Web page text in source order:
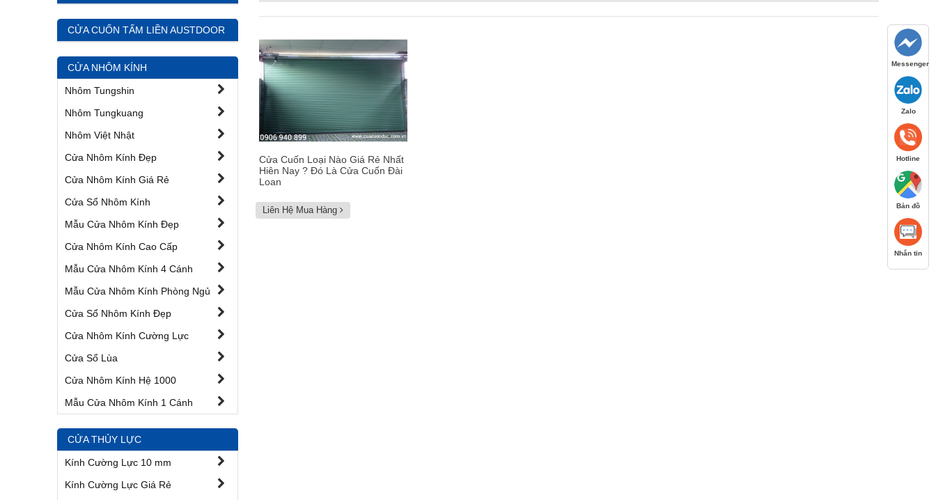
CỬA CUỐN TẤM LIỀN AUSTDOOR
CỬA NHÔM KÍNH
Nhôm Tungshin
Nhôm Tungkuang
Nhôm Việt Nhật
Cửa Nhôm Kính Đẹp
Cửa Nhôm Kính Giá Rẻ
Cửa Sổ Nhôm Kính
Mẫu Cửa Nhôm Kính Đẹp
Cửa Nhôm Kính Cao Cấp
Mẫu Cửa Nhôm Kính 4 Cánh
Mẫu Cửa Nhôm Kính Phòng Ngủ
Cửa Sổ Nhôm Kính Đẹp
Cửa Nhôm Kính Cường Lực
Cửa Sổ Lùa
Cửa Nhôm Kính Hệ 1000
Mẫu Cửa Nhôm Kính 1 Cánh
CỬA THỦY LỰC
Kính Cường Lực 10 mm
Kính Cường Lực Giá Rẻ
Cửa Cuốn Loại Nào Giá Rẻ Nhất
Hiên Nay ? Đó Là Cửa Cuốn Đài
Loan
Liên Hệ Mua Hàng
Messenger
Zalo
Hotline
Bản đồ
Nhắn tin